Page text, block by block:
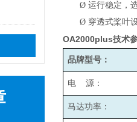
Ø 运行稳定，
Ø 穿透式桨叶
OA2000plus技术
品牌型号：
电 源：
马达功率：